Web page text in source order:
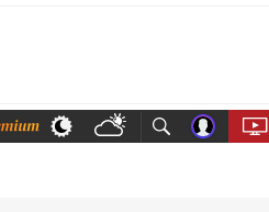
Bengali Telugu Tamil Kannada